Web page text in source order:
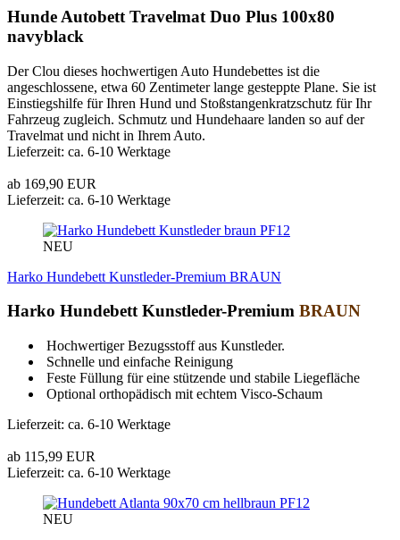
Hunde Autobett Travelmat Duo Plus 100x80
navyblack
Der Clou dieses hochwertigen Auto Hundebettes ist die
angeschlossene, etwa 60 Zentimeter lange gesteppte Plane. Sie ist
Einstiegshilfe für Ihren Hund und Stoßstangenkratzschutz für Ihr
Fahrzeug zugleich. Schmutz und Hundehaare landen so auf der
Travelmat und nicht in Ihrem Auto.
Lieferzeit: ca. 6-10 Werktage
ab 169,90 EUR
Lieferzeit: ca. 6-10 Werktage
PF12
NEU
Harko Hundebett Kunstleder-Premium BRAUN
Harko Hundebett Kunstleder-Premium BRAUN
Hochwertiger Bezugsstoff aus Kunstleder.
Schnelle und einfache Reinigung
Feste Füllung für eine stützende und stabile Liegefläche
Optional orthopädisch mit echtem Visco-Schaum
Lieferzeit: ca. 6-10 Werktage
ab 115,99 EUR
Lieferzeit: ca. 6-10 Werktage
PF12
NEU